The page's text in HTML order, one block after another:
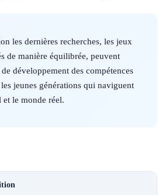
les dernières recherches, les jeux
de manière équilibrée, peuvent
développement des compétences
jeunes générations qui naviguent
le monde réel.